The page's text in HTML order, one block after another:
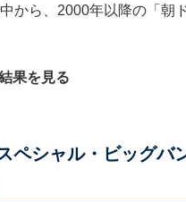
から、2000年以降の「朝
果を見る
ペシャル・ビッグ